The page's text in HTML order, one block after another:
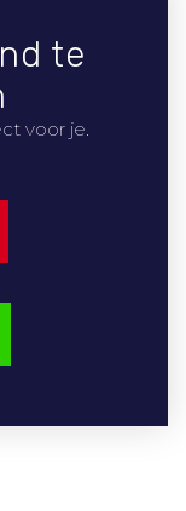
te
voor je.